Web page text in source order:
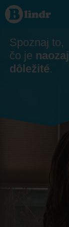
Zoznamka
- Ona
hľadá
krajSpoznaj to,
čo je naozaj
dôležité.